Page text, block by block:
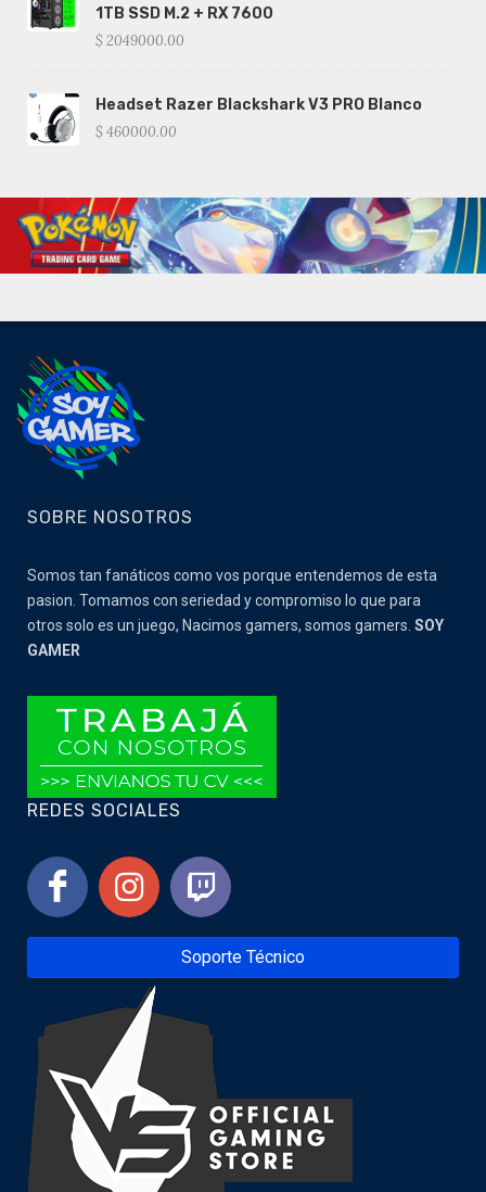
1TB SSD M.2 + RX 7600
$ 2049000.00
Headset Razer Blackshark V3 PRO Blanco
$ 460000.00
SOBRE NOSOTROS
Somos tan fanáticos como vos porque entendemos de esta
pasion. Tomamos con seriedad y compromiso lo que para
otros solo es un juego, Nacimos gamers, somos gamers. SOY
GAMER
REDES SOCIALES
Soporte Técnico